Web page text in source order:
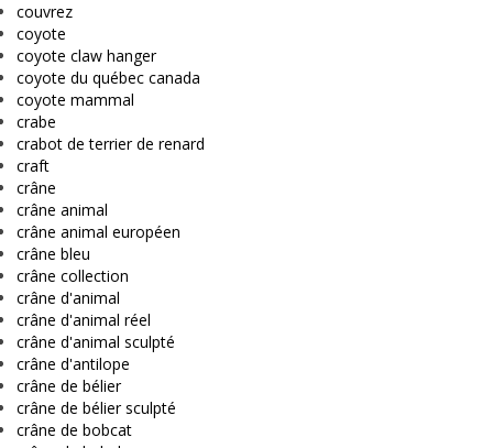
couvrez
coyote
coyote claw hanger
coyote du québec canada
coyote mammal
crabe
crabot de terrier de renard
craft
crâne
crâne animal
crâne animal européen
crâne bleu
crâne collection
crâne d'animal
crâne d'animal réel
crâne d'animal sculpté
crâne d'antilope
crâne de bélier
crâne de bélier sculpté
crâne de bobcat